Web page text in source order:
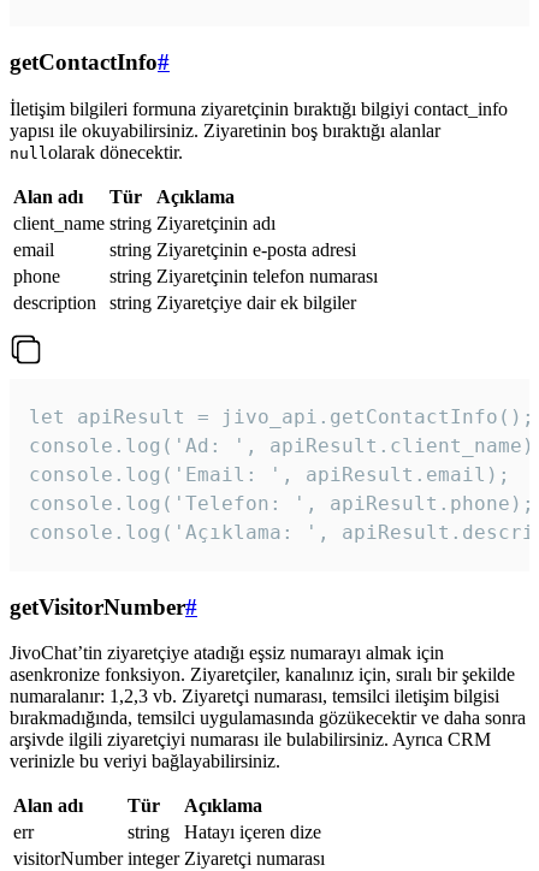
getContactInfo#
İletişim bilgileri formuna ziyaretçinin bıraktığı bilgiyi contact_info
yapısı ile okuyabilirsiniz. Ziyaretinin boş bıraktığı alanlar
null olarak dönecektir.
Alan adı Tür
Açıklama
client_name string Ziyaretçinin adı
email
string Ziyaretçinin e-posta adresi
phone
string Ziyaretçinin telefon numarası
description
string Ziyaretçiye dair ek bilgiler
let apiResult = jivo_api.getContactInfo();
console.log('Ad: ',
console.log('Email: ', apiResult.email);
console.log('Telefon: ', apiResult.phone);
console.log('Açıklama: ',
getVisitorNumber#
JivoChat’tin ziyaretçiye atadığı eşsiz numarayı almak için
asenkronize fonksiyon. Ziyaretçiler, kanalınız için, sıralı bir şekilde
numaralanır: 1,2,3 vb. Ziyaretçi numarası, temsilci iletişim bilgisi
bırakmadığında, temsilci uygulamasında gözükecektir ve daha sonra
arşivde ilgili ziyaretçiyi numarası ile bulabilirsiniz. Ayrıca CRM
verinizle bu veriyi bağlayabilirsiniz.
Alan adı Tür
Açıklama
err
string
Hatayı içeren dize
visitorNumber integer Ziyaretçi numarası